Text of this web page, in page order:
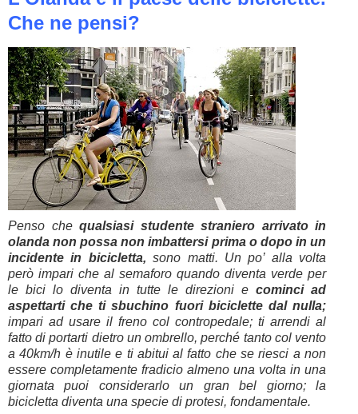
Che ne pensi?
Penso che qualsiasi studente straniero arrivato in
olanda non possa non imbattersi prima o dopo in un
incidente in bicicletta, sono matti. Un po’ alla volta
però impari che al semaforo quando diventa verde per
le bici lo diventa in tutte le direzioni e cominci ad
aspettarti che ti sbuchino fuori biciclette dal nulla;
impari ad usare il freno col contropedale; ti arrendi al
fatto di portarti dietro un ombrello, perché tanto col vento
a 40km/h è inutile e ti abitui al fatto che se riesci a non
essere completamente fradicio almeno una volta in una
giornata puoi considerarlo un gran bel giorno; la
bicicletta diventa una specie di protesi, fondamentale.